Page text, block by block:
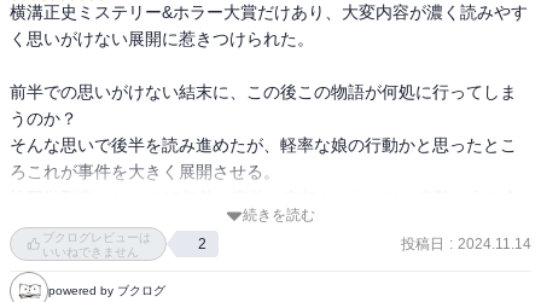
に、ひとりの人間ですよ。たぶん真面目な人ほど、こんな心境にな
ってしまうんだよなぁ。私なんか小ずるいから、こんなにも真っ直
かで変わってくるものだし、どこまで貫いていいかの基準も難しい
んですよね。
加害者家族の悲痛な叫びも胸の奥に突き刺さってくる、きっと当事
るためには、まずは自分自身が責任ある行動をしなければなりませ
んね。
横溝正史ミステリー&ホラー大賞だけあり、大変内容が濃く読みやす
く思いがけない展開に惹きつけられた。
前半での思いがけない結末に、この後この物語が何処に行ってしま
うのか？
そんな思いで後半を読み進めたが、軽率な娘の行動かと思ったとこ
ろこれが事件を大きく展開させる。
う姿に思わず落涙してしまった。
心に沁みる小説だった。
続きを読む
ブクログレビューは
いいねできません
2 投稿日 : 2024.11.14
powered by ブクログ